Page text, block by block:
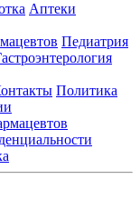
Аптеки
Педиатрия
Политика